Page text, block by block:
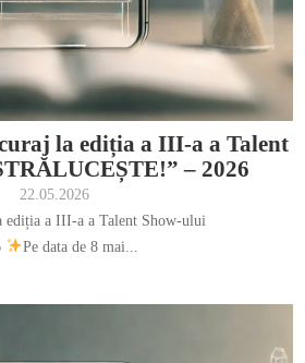
la ediția a III-a a Talent
– 2026
22.05.2026
ediția a III-a a Talent Show-ului
Pe data de 8 mai...